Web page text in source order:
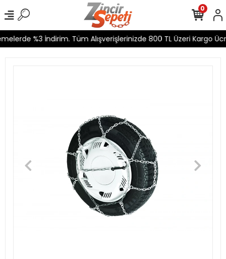
%3 İndirim. Tüm Alışverişlerinizde 800 TL Üzeri Kargo
0